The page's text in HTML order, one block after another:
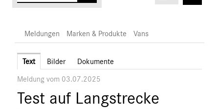
Unternehmen
Cars
Vans
Meldungen Marken & Produkte Vans
Text Bilder Dokumente
Meldung vom 03.07.2025
Test auf Langstrecke